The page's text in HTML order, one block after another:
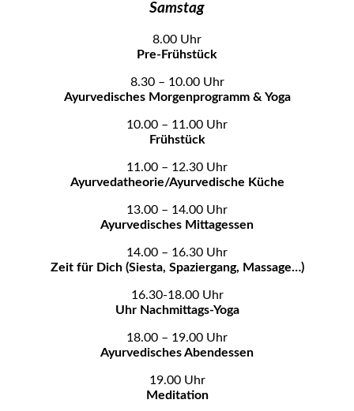
Samstag
8.00 Uhr
Pre-Frühstück
8.30 – 10.00 Uhr
Ayurvedisches Morgenprogramm & Yoga
10.00 – 11.00 Uhr
Frühstück
11.00 – 12.30 Uhr
Ayurvedatheorie/Ayurvedische Küche
13.00 – 14.00 Uhr
Ayurvedisches Mittagessen
14.00 – 16.30 Uhr
Zeit für Dich (Siesta, Spaziergang, Massage…)
16.30-18.00 Uhr
Uhr Nachmittags-Yoga
18.00 – 19.00 Uhr
Ayurvedisches Abendessen
19.00 Uhr
Meditation